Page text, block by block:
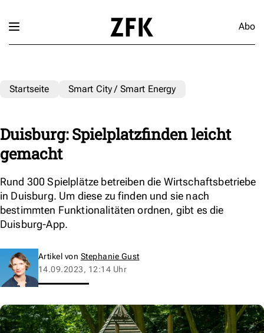
Abo
Startseite Smart City / Smart Energy
Duisburg: Spielplatzfinden leicht
gemacht
Rund 300 Spielplätze betreiben die Wirtschaftsbetriebe
in Duisburg. Um diese zu finden und sie nach
bestimmten Funktionalitäten ordnen, gibt es die
Duisburg-App.
Artikel von Stephanie Gust
14.09.2023, 12:14 Uhr